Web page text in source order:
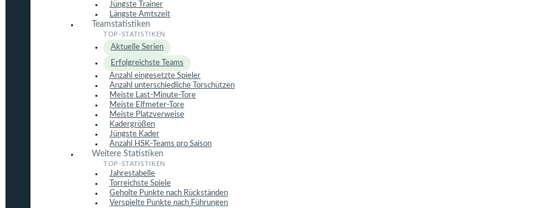
Jüngste Trainer
Längste Amtszeit
Teamstatistiken
Aktuelle Serien
Erfolgreichste Teams
Anzahl eingesetzte Spieler
Anzahl unterschiedliche Torschützen
Meiste Last-Minute-Tore
Meiste Elfmeter-Tore
Meiste Platzverweise
Kadergrößen
Jüngste Kader
Anzahl HSK-Teams pro Saison
Weitere Statistiken
Jahrestabelle
Torreichste Spiele
Geholte Punkte nach Rückständen
Verspielte Punkte nach Führungen